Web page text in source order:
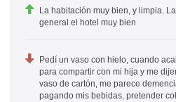
La habitación muy bien, y limpia.
general el hotel muy bien
Pedí un vaso con hielo, cuando
para compartir con mi hija y me
vaso de cartón, me parece
pagando mis bebidas, pretender